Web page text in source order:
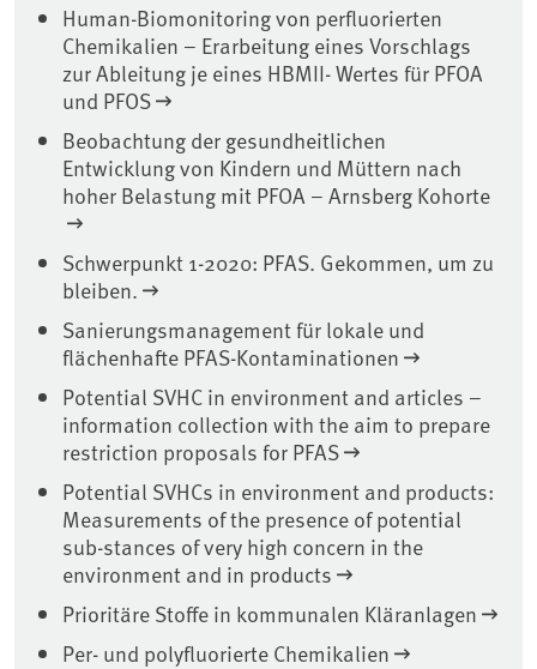
Human-Biomonitoring von perfluorierten
Chemikalien – Erarbeitung eines Vorschlags
zur Ableitung je eines HBMII- Wertes für PFOA
und PFOS
Beobachtung der gesundheitlichen
Entwicklung von Kindern und Müttern nach
hoher Belastung mit PFOA – Arnsberg Kohorte
Schwerpunkt 1-2020: PFAS. Gekommen, um zu
bleiben.
Sanierungsmanagement für lokale und
flächenhafte PFAS-Kontaminationen
Potential SVHC in environment and articles –
information collection with the aim to prepare
restriction proposals for PFAS
Potential SVHCs in environment and products:
Measurements of the presence of potential
sub-stances of very high concern in the
environment and in products
Prioritäre Stoffe in kommunalen Kläranlagen
Per- und polyfluorierte Chemikalien